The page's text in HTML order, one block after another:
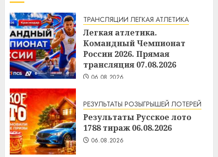
ТРАНСЛЯЦИИ ЛЕГКАЯ АТЛЕТИКА
Легкая атлетика.
Командный Чемпионат
России 2026. Прямая
трансляция 07.08.2026
06.08.2026
РЕЗУЛЬТАТЫ РОЗЫГРЫШЕЙ ЛОТЕРЕЙ
Результаты Русское лото
1788 тираж 06.08.2026
06.08.2026